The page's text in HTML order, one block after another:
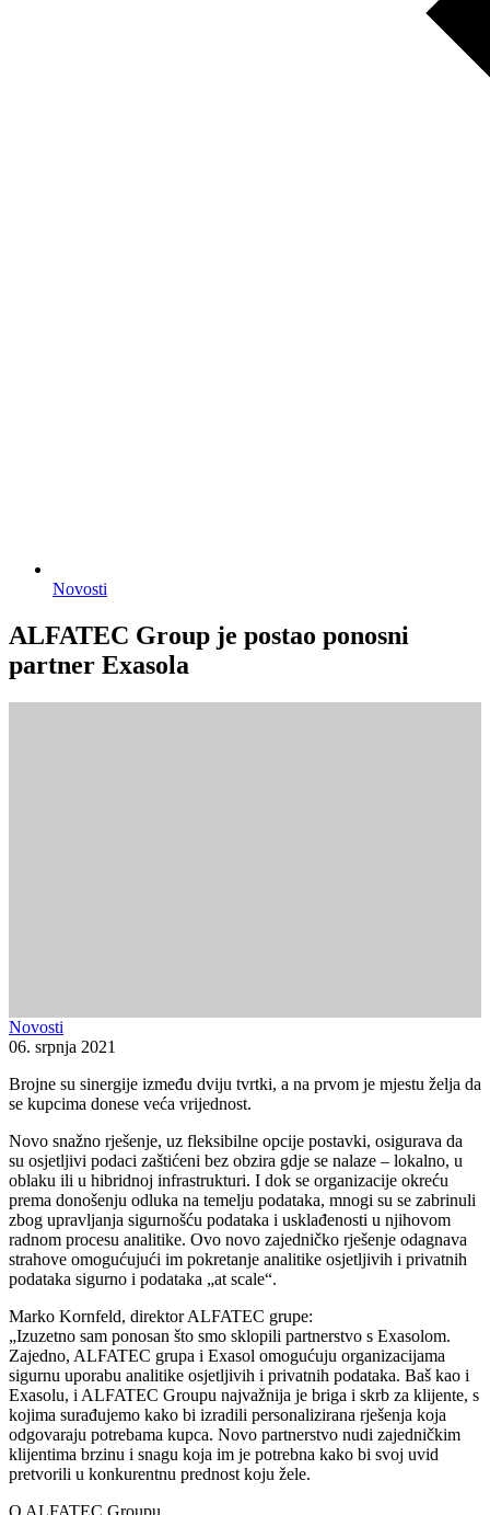
Novosti
ALFATEC Group je postao ponosni
partner Exasola
Novosti
06. srpnja 2021
Brojne su sinergije između dviju tvrtki, a na prvom je mjestu želja da
se kupcima donese veća vrijednost.
Novo snažno rješenje, uz fleksibilne opcije postavki, osigurava da
su osjetljivi podaci zaštićeni bez obzira gdje se nalaze – lokalno, u
oblaku ili u hibridnoj infrastrukturi. I dok se organizacije okreću
prema donošenju odluka na temelju podataka, mnogi su se zabrinuli
zbog upravljanja sigurnošću podataka i usklađenosti u njihovom
radnom procesu analitike. Ovo novo zajedničko rješenje odagnava
strahove omogućujući im pokretanje analitike osjetljivih i privatnih
podataka sigurno i podataka „at scale“.
Marko Kornfeld, direktor ALFATEC grupe:
„Izuzetno sam ponosan što smo sklopili partnerstvo s Exasolom.
Zajedno, ALFATEC grupa i Exasol omogućuju organizacijama
sigurnu uporabu analitike osjetljivih i privatnih podataka. Baš kao i
Exasolu, i ALFATEC Groupu najvažnija je briga i skrb za klijente, s
kojima surađujemo kako bi izradili personalizirana rješenja koja
odgovaraju potrebama kupca. Novo partnerstvo nudi zajedničkim
klijentima brzinu i snagu koja im je potrebna kako bi svoj uvid
pretvorili u konkurentnu prednost koju žele.
O ALFATEC Groupu